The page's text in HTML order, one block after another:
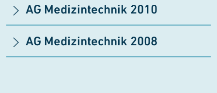
AG Medizintechnik 2010
AG Medizintechnik 2008